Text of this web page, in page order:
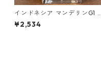
インドネシア マンデリンG1 リ
ントン ラトゥ ダブルピック 3
00g（100g単価の15％OFF）
¥2,534